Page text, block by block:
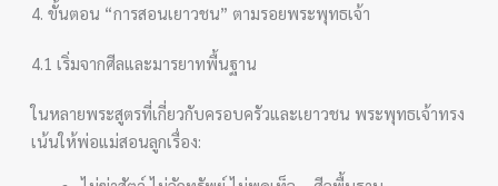
4. ขั้นตอน “การสอนเยาวชน” ตามรอยพระพุทธเจ้า
4.1 เริ่มจากศีลและมารยาทพื้นฐาน
ในหลายพระสูตรที่เกี่ยวกับครอบครัวและเยาวชน พระพุทธเจ้าทรง
เน้นให้พ่อแม่สอนลูกเรื่อง: